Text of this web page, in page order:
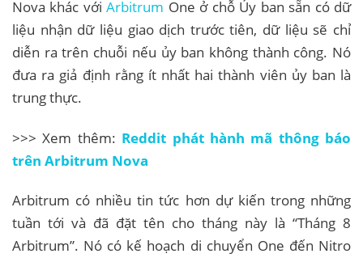
Nova khác vớiArbitrum One ở chỗ Ủy ban sẵn có dữ
liệu nhận dữ liệu giao dịch trước tiên, dữ liệu sẽ chỉ
diễn ra trên chuỗi nếu ủy ban không thành công. Nó
đưa ra giả định rằng ít nhất hai thành viên ủy ban là
trung thực.
>>> Xem thêm: Reddit phát hành mã thông báo
trên Arbitrum Nova
Arbitrum có nhiều tin tức hơn dự kiến ​​trong những
tuần tới và đã đặt tên cho tháng này là “Tháng 8
Arbitrum”. Nó có kế hoạch di chuyển One đến Nitro